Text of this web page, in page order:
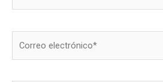
electrónico*